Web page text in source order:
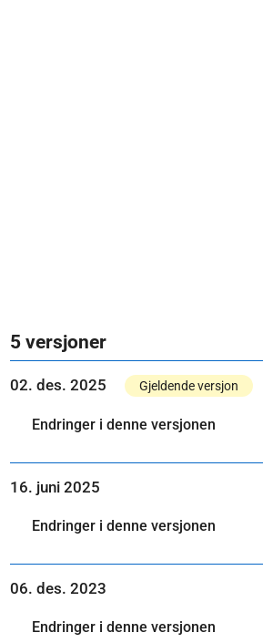
5 versjoner
02. des. 2025 Gjeldende versjon
Endringer i denne versjonen
16. juni 2025
Endringer i denne versjonen
06. des. 2023
Endringer i denne versjonen